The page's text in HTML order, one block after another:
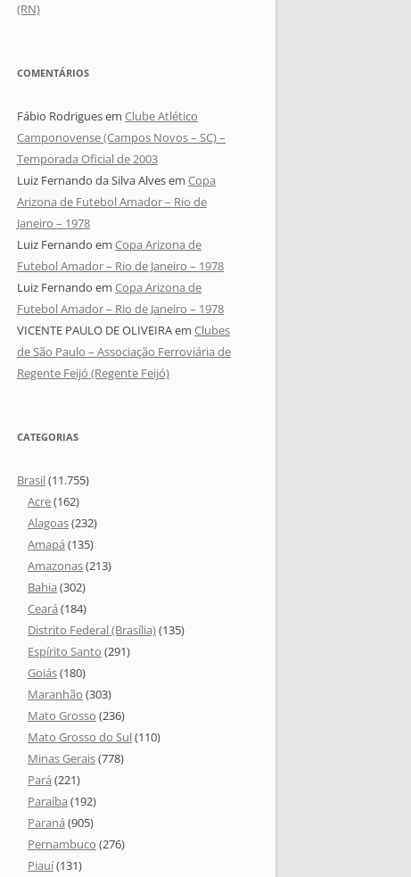
(RN)
COMENTÁRIOS
Fábio Rodriguesem Clube Atlético
Camponovense (Campos Novos – SC) –
Temporada Oficial de 2003
Luiz Fernando da Silva Alvesem Copa
Arizona de Futebol Amador – Rio de
Janeiro – 1978
Luiz Fernando em Copa Arizona de
Futebol Amador – Rio de Janeiro – 1978
Luiz Fernando em Copa Arizona de
Futebol Amador – Rio de Janeiro – 1978
VICENTE PAULO DE OLIVEIRAem Clubes
de São Paulo – Associação Ferroviária de
Regente Feijó (Regente Feijó)
CATEGORIAS
Brasil(11.755)
Acre(162)
Alagoas(232)
Amapá (135)
Amazonas(213)
Bahia (302)
Ceará (184)
Distrito Federal (Brasília)(135)
Espírito Santo (291)
Goiás(180)
Maranhão (303)
Mato Grosso (236)
Mato Grosso do Sul(110)
Minas Gerais(778)
Pará (221)
Paraíba (192)
Paraná (905)
Pernambuco (276)
Piauí(131)